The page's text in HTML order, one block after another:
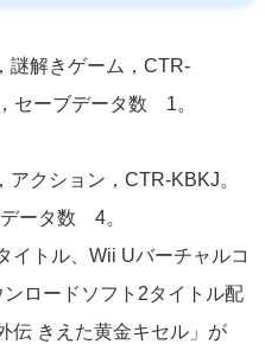
謎解きゲーム，CTR-
セーブデータ数 1。
クション，CTR-KBKJ。
ータ数 4。
トル、Wii Uバーチャルコ
ロードソフト2タイトル配
伝 きえた黄金キセル」が